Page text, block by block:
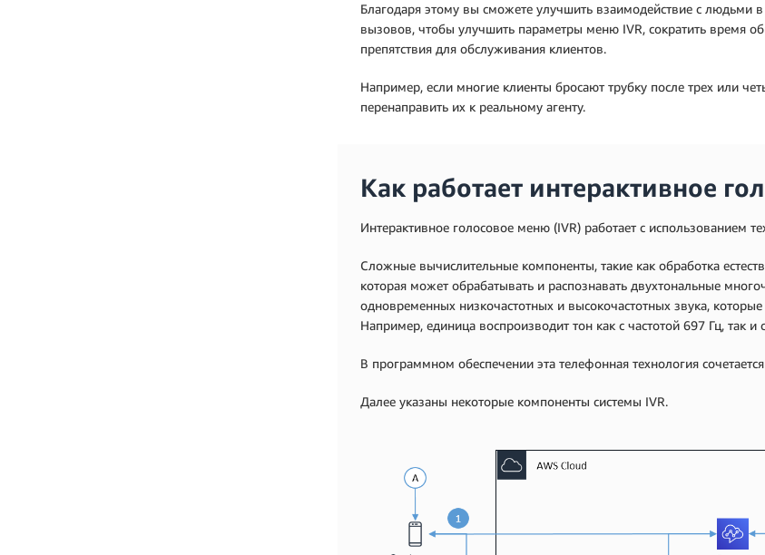
Благодаря этому вы сможете улучшить взаимодействие с
вызовов, чтобы улучшить параметры меню IVR, сократить время
препятствия для обслуживания клиентов.
Например, если многие клиенты бросают трубку после трех или
перенаправить их к реальному агенту.
Как работает интерактивное
Интерактивное голосовое меню (IVR) работает с использованием
Сложные вычислительные компоненты, такие как обработка
которая может обрабатывать и распознавать двухтональные
одновременных низкочастотных и высокочастотных звука,
Например, единица воспроизводит тон как с частотой 697 Гц, так и
В программном обеспечении эта телефонная технология
Далее указаны некоторые компоненты системы IVR.